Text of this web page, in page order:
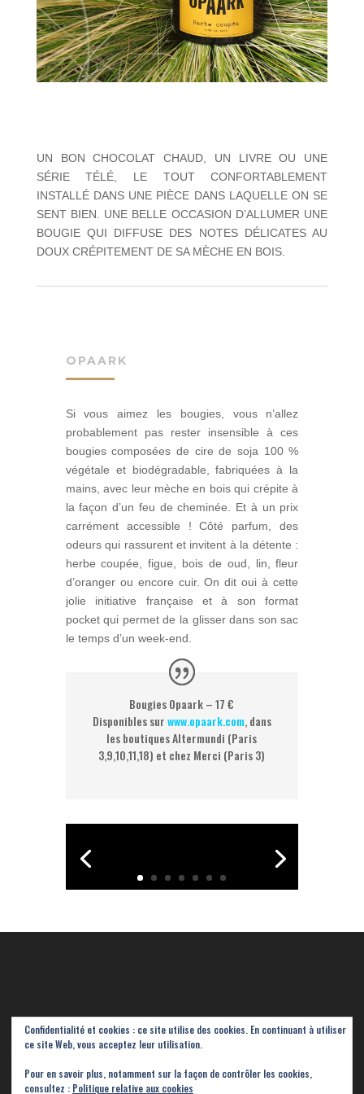
UN BON CHOCOLAT CHAUD, UN LIVRE OU UNE
SÉRIE TÉLÉ, LE TOUT CONFORTABLEMENT
INSTALLÉ DANS UNE PIÈCE DANS LAQUELLE ON SE
SENT BIEN. UNE BELLE OCCASION D’ALLUMER UNE
BOUGIE QUI DIFFUSE DES NOTES DÉLICATES AU
DOUX CRÉPITEMENT DE SA MÈCHE EN BOIS.
OPAARK
Si vous aimez les bougies, vous n’allez
probablement pas rester insensible à ces
bougies composées de cire de soja 100 %
végétale et biodégradable, fabriquées à la
mains, avec leur mèche en bois qui crépite à
la façon d’un feu de cheminée. Et à un prix
carrément accessible ! Côté parfum, des
odeurs qui rassurent et invitent à la détente :
herbe coupée, figue, bois de oud, lin, fleur
d’oranger ou encore cuir. On dit oui à cette
jolie initiative française et à son format
pocket qui permet de la glisser dans son sac
le temps d’un week-end.
Bougies Opaark – 17 €
Disponibles surwww.opaark.com, dans
les boutiques Altermundi (Paris
3,9,10,11,18) et chez Merci (Paris 3)
Confidentialité et cookies : ce site utilise des cookies. En continuant à utiliser
ce site Web, vous acceptez leur utilisation.
Pour en savoir plus, notamment sur la façon de contrôler les cookies,
consultez : Politique relative aux cookies